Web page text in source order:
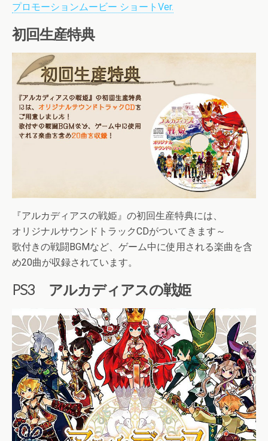
プロモーションムービー ショートVer.
初回生産特典
『アルカディアスの戦姫』の初回生産特典には、
オリジナルサウンドトラックCDがついてきます～
歌付きの戦闘BGMなど、ゲーム中に使用される楽曲を含
め20曲が収録されています。
PS3 アルカディアスの戦姫